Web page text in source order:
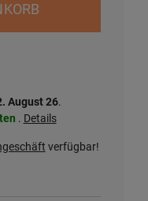
August 26.
. Details
verfügbar!